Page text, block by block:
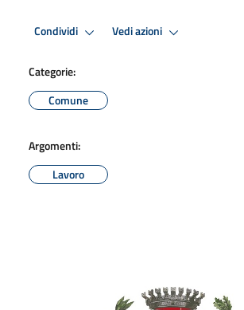
Condividi Vedi azioni
Categorie:
Comune
Argomenti:
Lavoro